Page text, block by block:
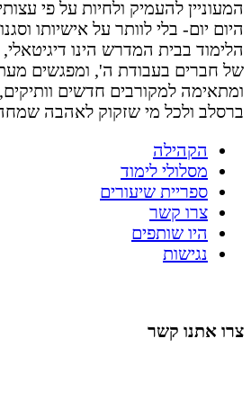
המעוניין להעמיק ולחיות על פי
היום יום- בלי לוותר על אישיותו
הלימוד בבית המדרש הינו
של חברים בעבודת ה', ומפגשים
ומתאימה למקורבים חדשים
ברסלב ולכל מי שזקוק לאהבה שמחה
הקהילה
מסלולי לימוד
ספריית שיעורים
צרו קשר
היו שותפים
נגישות
צרו אתנו קשר